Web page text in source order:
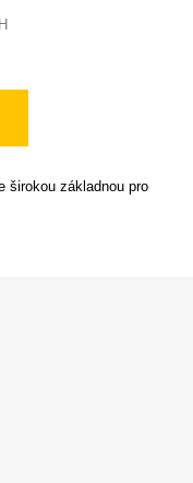
širokou základnou pro